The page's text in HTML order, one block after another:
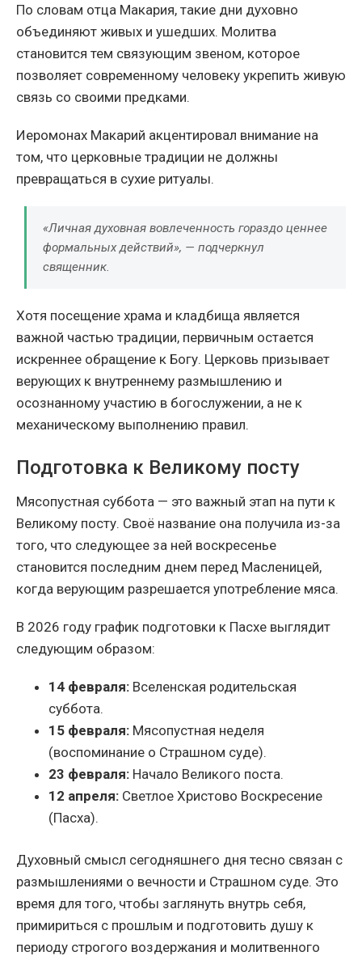
По словам отца Макария, такие дни духовно
объединяют живых и ушедших. Молитва
становится тем связующим звеном, которое
позволяет современному человеку укрепить живую
связь со своими предками.
Иеромонах Макарий акцентировал внимание на
том, что церковные традиции не должны
превращаться в сухие ритуалы.
«Личная духовная вовлеченность гораздо ценнее
формальных действий», — подчеркнул
священник.
Хотя посещение храма и кладбища является
важной частью традиции, первичным остается
искреннее обращение к Богу. Церковь призывает
верующих к внутреннему размышлению и
осознанному участию в богослужении, а не к
механическому выполнению правил.
Подготовка к Великому посту
Мясопустная суббота — это важный этап на пути к
Великому посту. Своё название она получила из-за
того, что следующее за ней воскресенье
становится последним днем перед Масленицей,
когда верующим разрешается употребление мяса.
В 2026 году график подготовки к Пасхе выглядит
следующим образом:
14 февраля: Вселенская родительская
суббота.
15 февраля: Мясопустная неделя
(воспоминание о Страшном суде).
23 февраля: Начало Великого поста.
12 апреля: Светлое Христово Воскресение
(Пасха).
Духовный смысл сегодняшнего дня тесно связан с
размышлениями о вечности и Страшном суде. Это
время для того, чтобы заглянуть внутрь себя,
примириться с прошлым и подготовить душу к
периоду строгого воздержания и молитвенного